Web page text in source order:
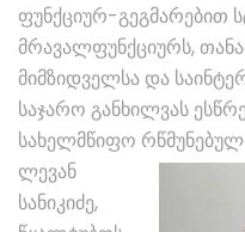
ფუნქციურ-გეგმარებით
მრავალფუნქციურს,
მიმზიდველსა და
საჯარო განხილვას
სახელმწიფო
ლევან
სანიკიძე,